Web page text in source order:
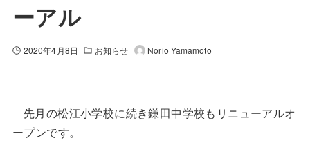
ーアル
2020年4月8日 お知らせ Norio Yamamoto
先月の松江小学校に続き鎌田中学校もリニューアルオ
ープンです。